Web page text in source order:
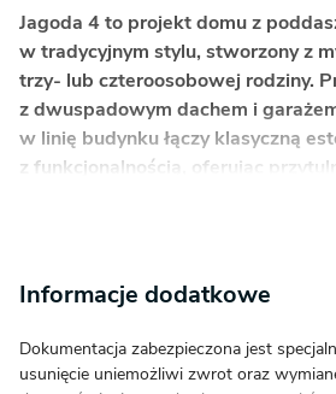
Jagoda 4 to projekt domu z
w tradycyjnym stylu, stworzony z
trzy- lub czteroosobowej rodziny.
z dwuspadowym dachem i
w linię budynku łączy klasyczną
z funkcjonalnością, oferując
Czytelny podział na strefy
stanowi prywatną strefę
komfort i intymność
Informacje dodatkowe
Dokumentacja zabezpieczona jest
usunięcie uniemożliwi zwrot oraz